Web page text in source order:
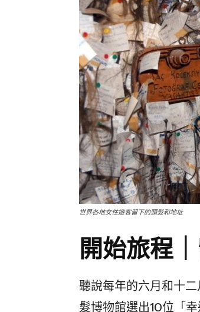
世界各地女性遊客留下的頭髮和地址
開始旅程
聽說每年的六月和十
髮博物館選出10位「